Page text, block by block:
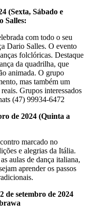
(Sexta, Sábado e
Salles:
com todo o seu
Dario Salles. O evento
folclóricas. Destaque
da quadrilha, que
animada. O grupo
mas também um
Grupos interessados
(47) 99934-6472
de 2024 (Quinta a
marcado no
e alegrias da Itália.
aulas de dança italiana,
aprender os passos
de setembro de 2024